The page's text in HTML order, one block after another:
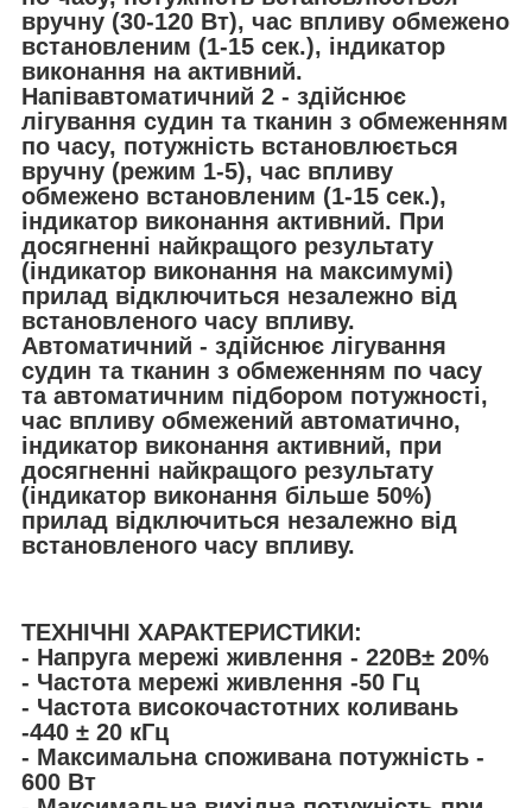
вручну (30-120 Вт), час впливу обмежено
встановленим (1-15 сек.), індикатор
виконання на активний.
Напівавтоматичний 2 - здійснює
лігування судин та тканин з обмеженням
по часу, потужність встановлюється
вручну (режим 1-5), час впливу
обмежено встановленим (1-15 сек.),
індикатор виконання активний. При
досягненні найкращого результату
(індикатор виконання на максимумі)
прилад відключиться незалежно від
встановленого часу впливу.
Автоматичний - здійснює лігування
судин та тканин з обмеженням по часу
та автоматичним підбором потужності,
час впливу обмежений автоматично,
індикатор виконання активний, при
досягненні найкращого результату
(індикатор виконання більше 50%)
прилад відключиться незалежно від
встановленого часу впливу.
ТЕХНІЧНІ ХАРАКТЕРИСТИКИ:
- Напруга мережі живлення - 220В± 20%
- Частота мережі живлення -50 Гц
- Частота високочастотних коливань
-440 ± 20 кГц
- Максимальна споживана потужність -
600 Вт